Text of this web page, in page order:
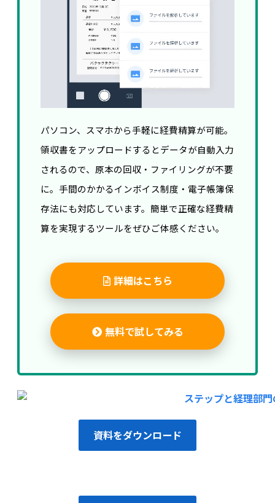
パソコン、スマホから手軽に経費精算が可能。
領収書をアップロードするとデータが自動入力
されるので、原本の回収・ファイリングが不要
に。手間のかかるインボイス制度・電子帳簿保
存法にも対応しています。簡単で正確な経費精
算を実現するツールをぜひご体感ください。
詳細はこちら
無料で試してみる
資料をダウンロード